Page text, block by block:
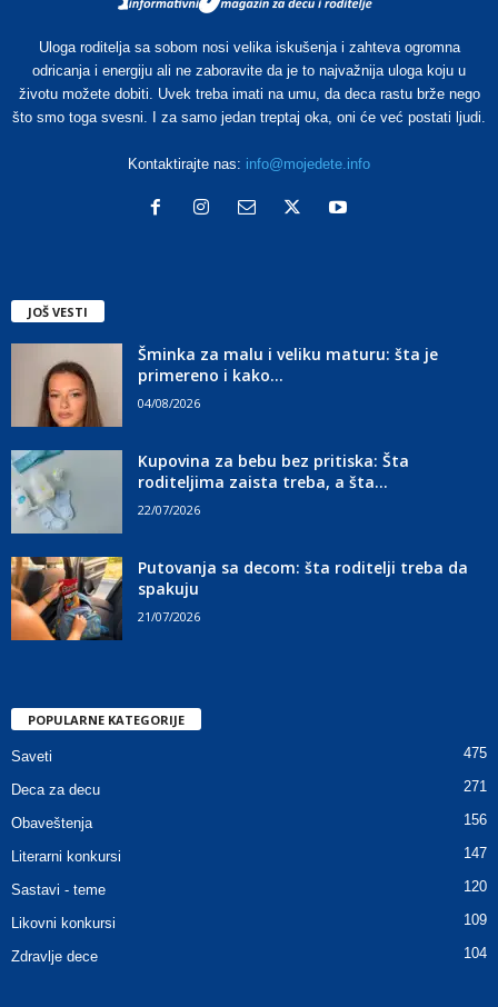
Uloga roditelja sa sobom nosi velika iskušenja i zahteva ogromna
odricanja i energiju ali ne zaboravite da je to najvažnija uloga koju u
životu možete dobiti. Uvek treba imati na umu, da deca rastu brže nego
što smo toga svesni. I za samo jedan treptaj oka, oni će već postati ljudi.
Kontaktirajte nas: info@mojedete.info
JOŠ VESTI
Šminka za malu i veliku maturu: šta je
primereno i kako...
04/08/2026
Kupovina za bebu bez pritiska: Šta
roditeljima zaista treba, a šta...
22/07/2026
Putovanja sa decom: šta roditelji treba da
spakuju
21/07/2026
POPULARNE KATEGORIJE
Saveti 475
Deca za decu 271
Obaveštenja 156
Literarni konkursi 147
Sastavi - teme 120
Likovni konkursi 109
Zdravlje dece 104